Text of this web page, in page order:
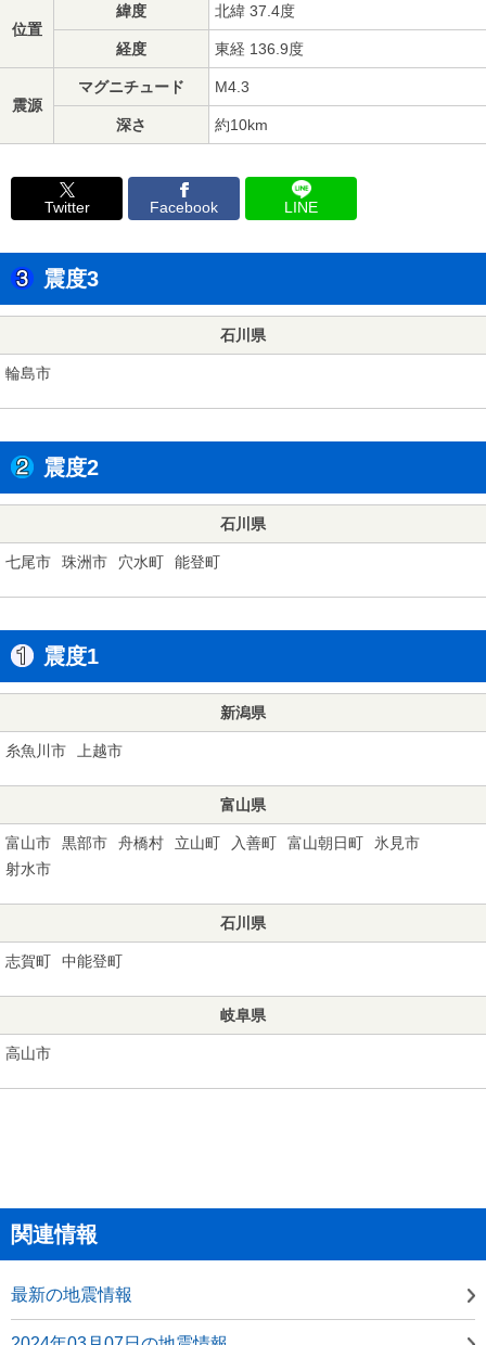
位置
緯度 北緯 37.4度
経度 東経 136.9度
震源
マグニチュード M4.3
深さ 約10km
Twitter Facebook LINE
震度3
石川県
輪島市
震度2
石川県
七尾市 珠洲市 穴水町 能登町
震度1
新潟県
糸魚川市 上越市
富山県
富山市 黒部市 舟橋村 立山町 入善町 富山朝日町
氷見市
射水市
石川県
志賀町 中能登町
岐阜県
高山市
関連情報
最新の地震情報